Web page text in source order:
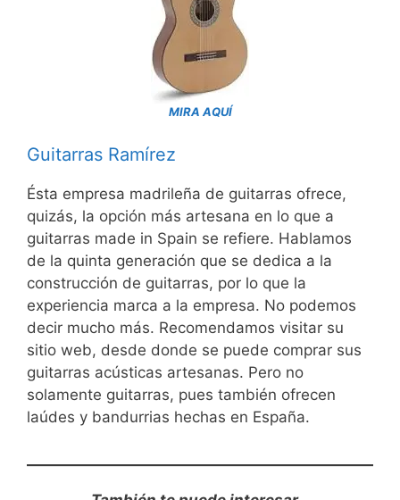
MIRA AQUÍ
Guitarras Ramírez
Ésta empresa madrileña de guitarras ofrece,
quizás, la opción más artesana en lo que a
guitarras made in Spain se refiere. Hablamos
de la quinta generación que se dedica a la
construcción de guitarras, por lo que la
experiencia marca a la empresa. No podemos
decir mucho más. Recomendamos visitar su
sitio web, desde donde se puede comprar sus
guitarras acústicas artesanas. Pero no
solamente guitarras, pues también ofrecen
laúdes y bandurrias hechas en España.